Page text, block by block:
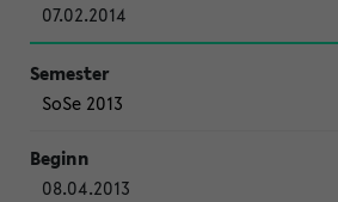
07.02.2014
SoSe 2013
08.04.2013